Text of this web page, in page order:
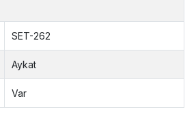
SET-262
Aykat
Var